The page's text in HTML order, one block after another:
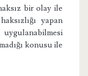
bir olay ile
yapan
uygulanabilmesi
konusu ile